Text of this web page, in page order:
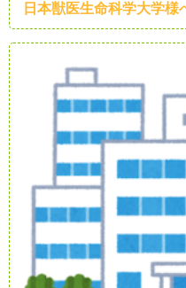
日本獣医生命科学大学様